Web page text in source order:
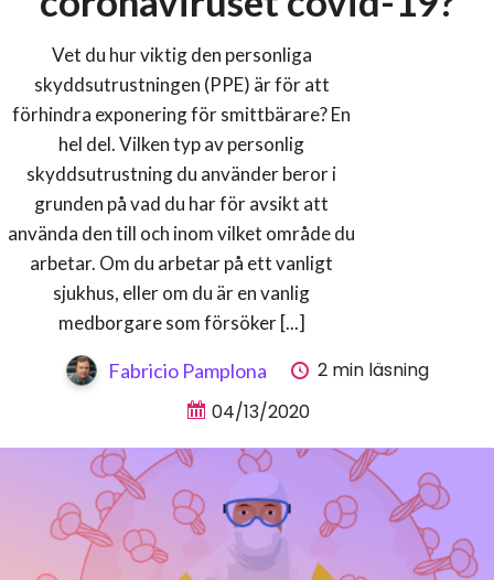
Vet du hur viktig den personliga
skyddsutrustningen (PPE) är för att
förhindra exponering för smittbärare? En
hel del. Vilken typ av personlig
skyddsutrustning du använder beror i
grunden på vad du har för avsikt att
använda den till och inom vilket område du
arbetar. Om du arbetar på ett vanligt
sjukhus, eller om du är en vanlig
medborgare som försöker [...]
Fabricio Pamplona
2 min läsning
04/13/2020